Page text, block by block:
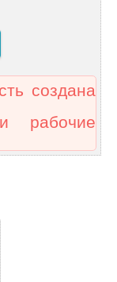
создана
рабочие